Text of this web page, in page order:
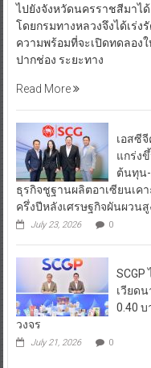
ไปยังจังหวัดนครราชสีม
โดยกรมทางหลวงจึงได้เร่
ความพร้อมที่จะเปิดทดลอง
ปากช่อง ระยะทาง
Read More
เอสซีจี
แกร่ง
ต้นทุน-
ธุรกิจชูฐานผลิตอาเซียนเค
ครึ่งปีหลังเศรษฐกิจผันผวน
July 23, 2026 0
เวียด
0.40
วงจร
July 21, 2026 0